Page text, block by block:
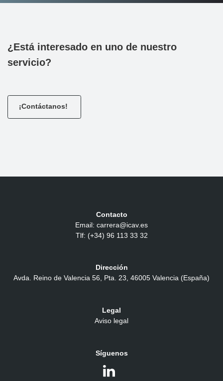
¿Está interesado en uno de nuestro
servicio?
¡Contáctanos!
Contacto
Email: carrera@icav.es
Tlf: (+34) 96 113 33 32
Dirección
Avda. Reino de Valencia 56, Pta. 23, 46005 Valencia (España)
Legal
Aviso legal
Síguenos